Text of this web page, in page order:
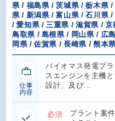
県 / 福島県 / 茨城県 / 栃木県
県 / 新潟県 / 富山県 / 石川県
/ 愛知県 / 三重県 / 滋賀県 /
鳥取県 / 島根県 / 岡山県 / 広
岡県 / 佐賀県 / 長崎県 / 熊本
仕事
内容
バイオマス発電プ
スエンジンを主機
設計、及び…
必須
プラント案